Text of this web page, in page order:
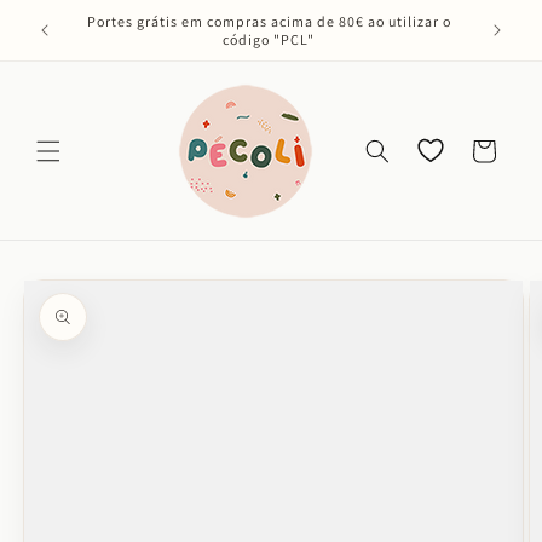
para o
Portes grátis em compras acima de 80€ ao utilizar o
código "PCL"
Os meus
favoritos
Carrinho
informação
do produto